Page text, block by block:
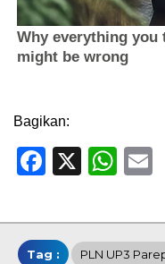
Bagikan:
Facebook
X
Tag : PLN UP3